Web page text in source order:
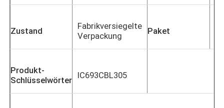
Zustand
Fabrikversiegelte
Verpackung
Paket
Produkt-
Schlüsselwörter IC693CBL305